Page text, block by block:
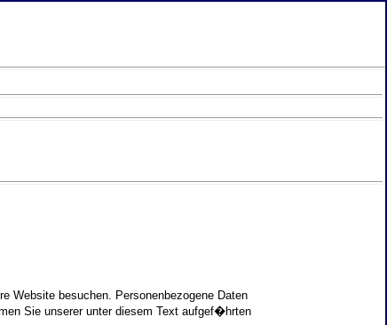
Website besuchen. Personenbezogene Daten
Sie unserer unter diesem Text aufgef�hrten